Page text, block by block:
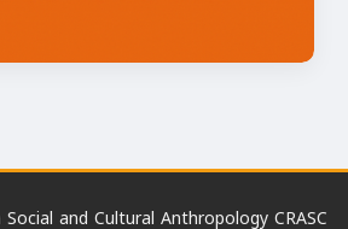
and Cultural Anthropology CRASC